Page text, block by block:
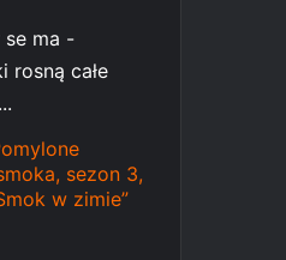
se ma -
rosną całe
sezon 3,
w zimie”